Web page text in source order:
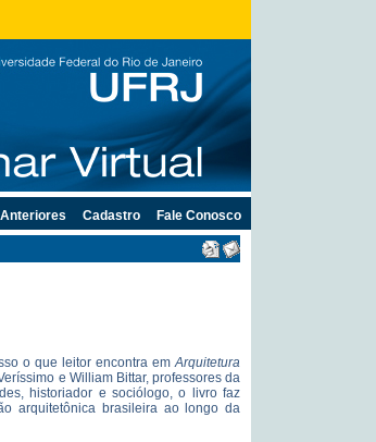
o que leitor encontra emArquitetura
e William Bittar, professores da
historiador e sociólogo, o livro faz
arquitetônica brasileira ao longo da
Cadastro Fale Conosco